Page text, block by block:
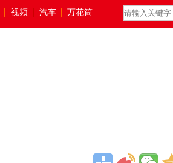
视频 汽车 万花筒